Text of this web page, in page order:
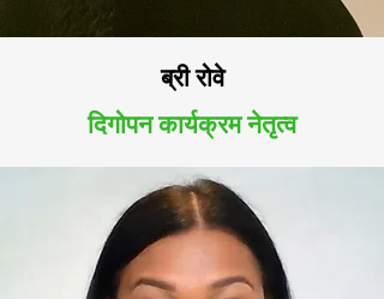
ब्री रोवे
दिगोपन कार्यक्रम नेतृत्व